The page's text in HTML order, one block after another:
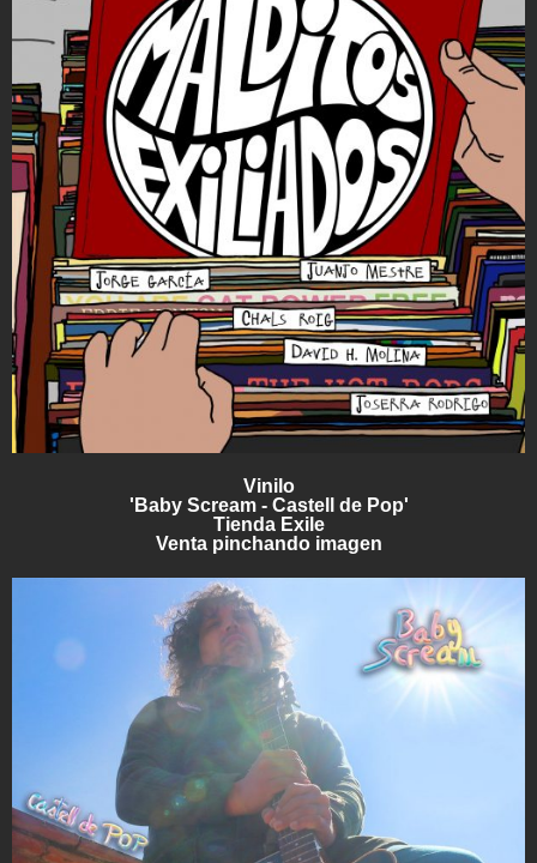
Vinilo
'Baby Scream - Castell de Pop'
Tienda Exile
Venta pinchando imagen